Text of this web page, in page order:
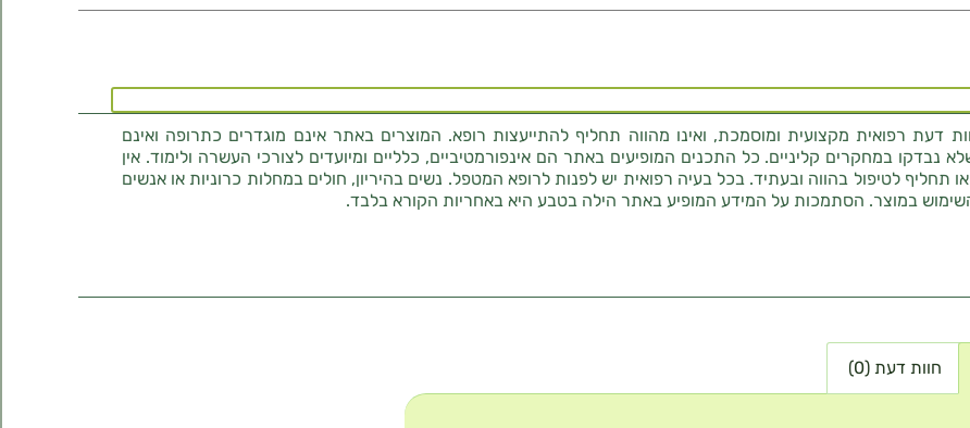
דעת רפואית מקצועית ומוסמכת, ואינו מהווה תחליף להתייעצות רופא. המוצרים באתר אינם מוגדרים כתרופה ואינם
נבדקו במחקרים קליניים. כל התכנים המופיעים באתר הם אינפורמטיביים, כלליים ומיועדים לצורכי העשרה ולימוד. אין
תחליף לטיפול בהווה ובעתיד. בכל בעיה רפואית יש לפנות לרופא המטפל. נשים בהיריון, חולים במחלות כרוניות או אנשים
במוצר. הסתמכות על המידע המופיע באתר הילה בטבע היא באחריות הקורא בלבד.
חוות דעת (0)